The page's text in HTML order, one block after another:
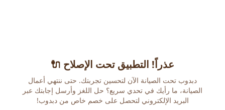
عذراً! التطبيق تحت الإصلاح 🔌
دبدوب تحت الصيانة الآن لتحسين تجربتك. حتى ننتهي أعمال
الصيانة، ما رأيك في تحدي سريع؟ حل اللغز وأرسل إجابتك عبر
البريد الإلكتروني لتحصل على خصم خاص من دبدوب!